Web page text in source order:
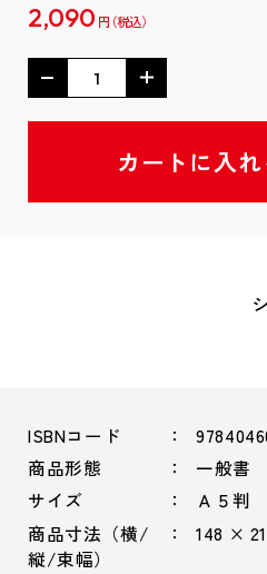
2,090 円
ISBNコード
商品形態
一般書
サイズ
Ａ５判
商品寸法（横/
縦/束幅）
148 ×